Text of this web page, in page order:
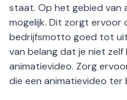
staat. Op het gebied van
mogelijk. Dit zorgt ervoor
bedrijfsmotto goed tot
van belang dat je niet
animatievideo. Zorg
die een animatievideo ter